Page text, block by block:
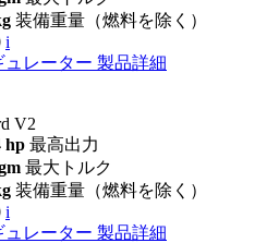
装備重量（燃料を除く）
i
ュレーター 製品詳細
V2
hp 最高出力
最大トルク
装備重量（燃料を除く）
i
ュレーター 製品詳細